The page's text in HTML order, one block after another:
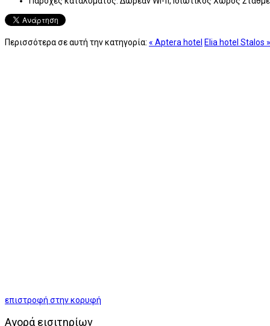
Περισσότερα σε αυτή την κατηγορία: « Aptera hotel Elia hotel Stalos »
επιστροφή στην κορυφή
Αγορά εισιτηρίων